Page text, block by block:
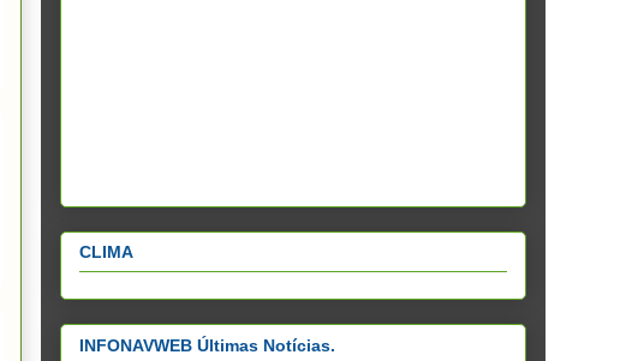
CLIMA
INFONAVWEB Últimas Notícias.